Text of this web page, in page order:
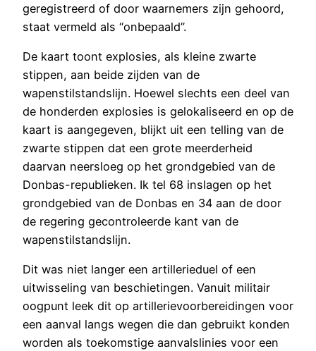
geregistreerd of door waarnemers zijn gehoord,
staat vermeld als “onbepaald”.
De kaart toont explosies, als kleine zwarte
stippen, aan beide zijden van de
wapenstilstandslijn. Hoewel slechts een deel van
de honderden explosies is gelokaliseerd en op de
kaart is aangegeven, blijkt uit een telling van de
zwarte stippen dat een grote meerderheid
daarvan neersloeg op het grondgebied van de
Donbas-republieken. Ik tel 68 inslagen op het
grondgebied van de Donbas en 34 aan de door
de regering gecontroleerde kant van de
wapenstilstandslijn.
Dit was niet langer een artillerieduel of een
uitwisseling van beschietingen. Vanuit militair
oogpunt leek dit op artillerievoorbereidingen voor
een aanval langs wegen die dan gebruikt konden
worden als toekomstige aanvalslinies voor een